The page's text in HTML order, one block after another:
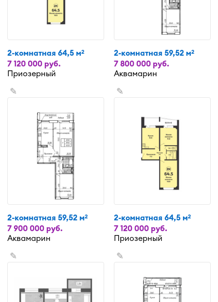
2-комнатная 64,5 м2
7 120 000 руб.
Приозерный
2-комнатная 59,52 м2
7 800 000 руб.
Аквамарин
✎
2-комнатная 59,52 м2
7 900 000 руб.
Аквамарин
✎
2-комнатная 64,5 м2
7 120 000 руб.
Приозерный
✎ ✎